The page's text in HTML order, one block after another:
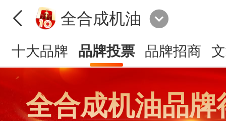
全合成机油
十大品牌 品牌投票 品牌招商
全合成机油品牌